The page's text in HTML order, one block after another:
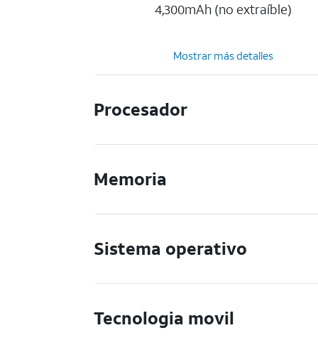
4,300mAh (no extraíble)
Mostrar más detalles
Procesador
Memoria
Sistema operativo
Tecnologia movil